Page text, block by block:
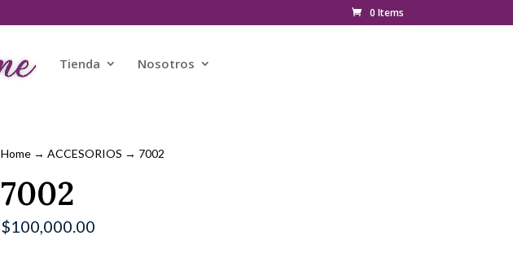
0 Items
Tienda Nosotros
Home→ ACCESORIOS → 7002
7002
$100,000.00